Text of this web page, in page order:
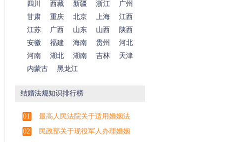
四川
西藏 新疆 浙江
广州
甘肃
重庆 北京 上海
江西
江苏
广西 山东 山西
陕西
安徽
福建 海南 贵州
河北
河南
湖北 湖南 吉林
天津
内蒙古
黑龙江
结婚法规知识排行榜
01
最高人民法院关于适用婚姻法
02
民政部关于现役军人办理婚姻